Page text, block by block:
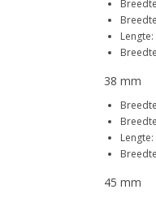
38 mm
45 mm